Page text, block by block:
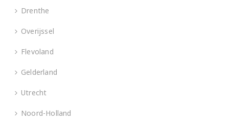
Drenthe
Overijssel
Flevoland
Gelderland
Utrecht
Noord-Holland